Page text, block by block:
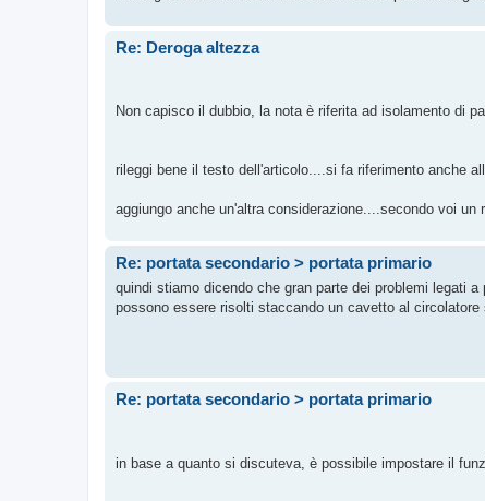
Re: Deroga altezza
Non capisco il dubbio, la nota è riferita ad isolamento di
rileggi bene il testo dell'articolo....si fa riferimento anche
aggiungo anche un'altra considerazione....secondo voi un
Re: portata secondario > portata primario
quindi stiamo dicendo che gran parte dei problemi legati
possono essere risolti staccando un cavetto al
Re: portata secondario > portata primario
in base a quanto si discuteva, è possibile impostare il